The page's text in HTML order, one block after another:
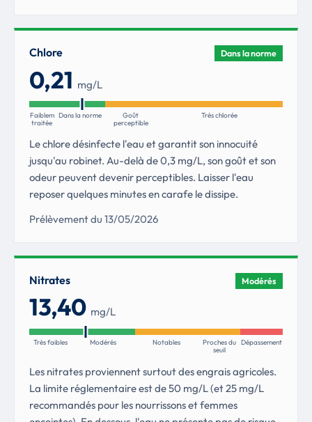
Chlore Dans la norme
0,21 mg/L
Faiblement
traitée
Dans la norme
Goût
perceptible
Très chlorée
Le chlore désinfecte l'eau et garantit son innocuité
jusqu'au robinet. Au-delà de 0,3 mg/L, son goût et son
odeur peuvent devenir perceptibles. Laisser l'eau
reposer quelques minutes en carafe le dissipe.
Prélèvement du 13/05/2026
Nitrates Modérés
13,40 mg/L
Très faibles Modérés Notables
Proches du
seuil
Dépassement
Les nitrates proviennent surtout des engrais agricoles.
La limite réglementaire est de 50 mg/L (et 25 mg/L
recommandés pour les nourrissons et femmes